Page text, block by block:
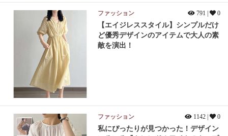
ファッション 791 | 0
【エイジレススタイル】シンプルだけ
ど優秀デザインのアイテムで大人の素
敵を演出！
ファッション 1142 | 0
私にぴったりが見つかった！デザイン